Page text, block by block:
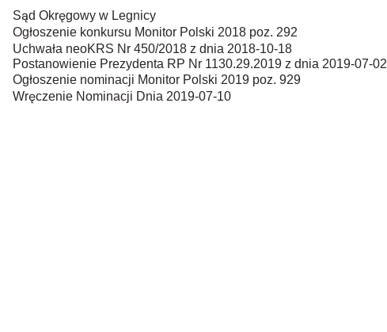
Sąd Okręgowy w Legnicy
Ogłoszenie konkursu Monitor Polski 2018 poz. 292
Uchwała neoKRS Nr 450/2018 z dnia 2018-10-18
Postanowienie Prezydenta RP Nr 1130.29.2019 z dnia 2019-07-02
Ogłoszenie nominacji Monitor Polski 2019 poz. 929
Wręczenie Nominacji Dnia 2019-07-10